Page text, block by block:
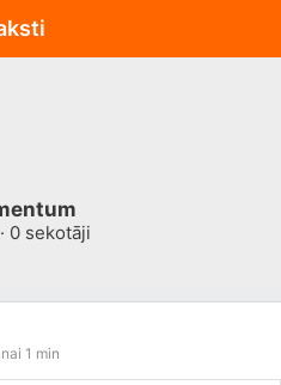
0 sekotāji
1 min